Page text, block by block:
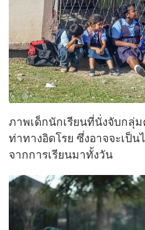
ภาพเด็กนักเรียนที่นั่งจับกลุ่
ท่าทางอิดโรย ซึ่งอาจจะเป็น
จากการเรียนมาทั้งวัน